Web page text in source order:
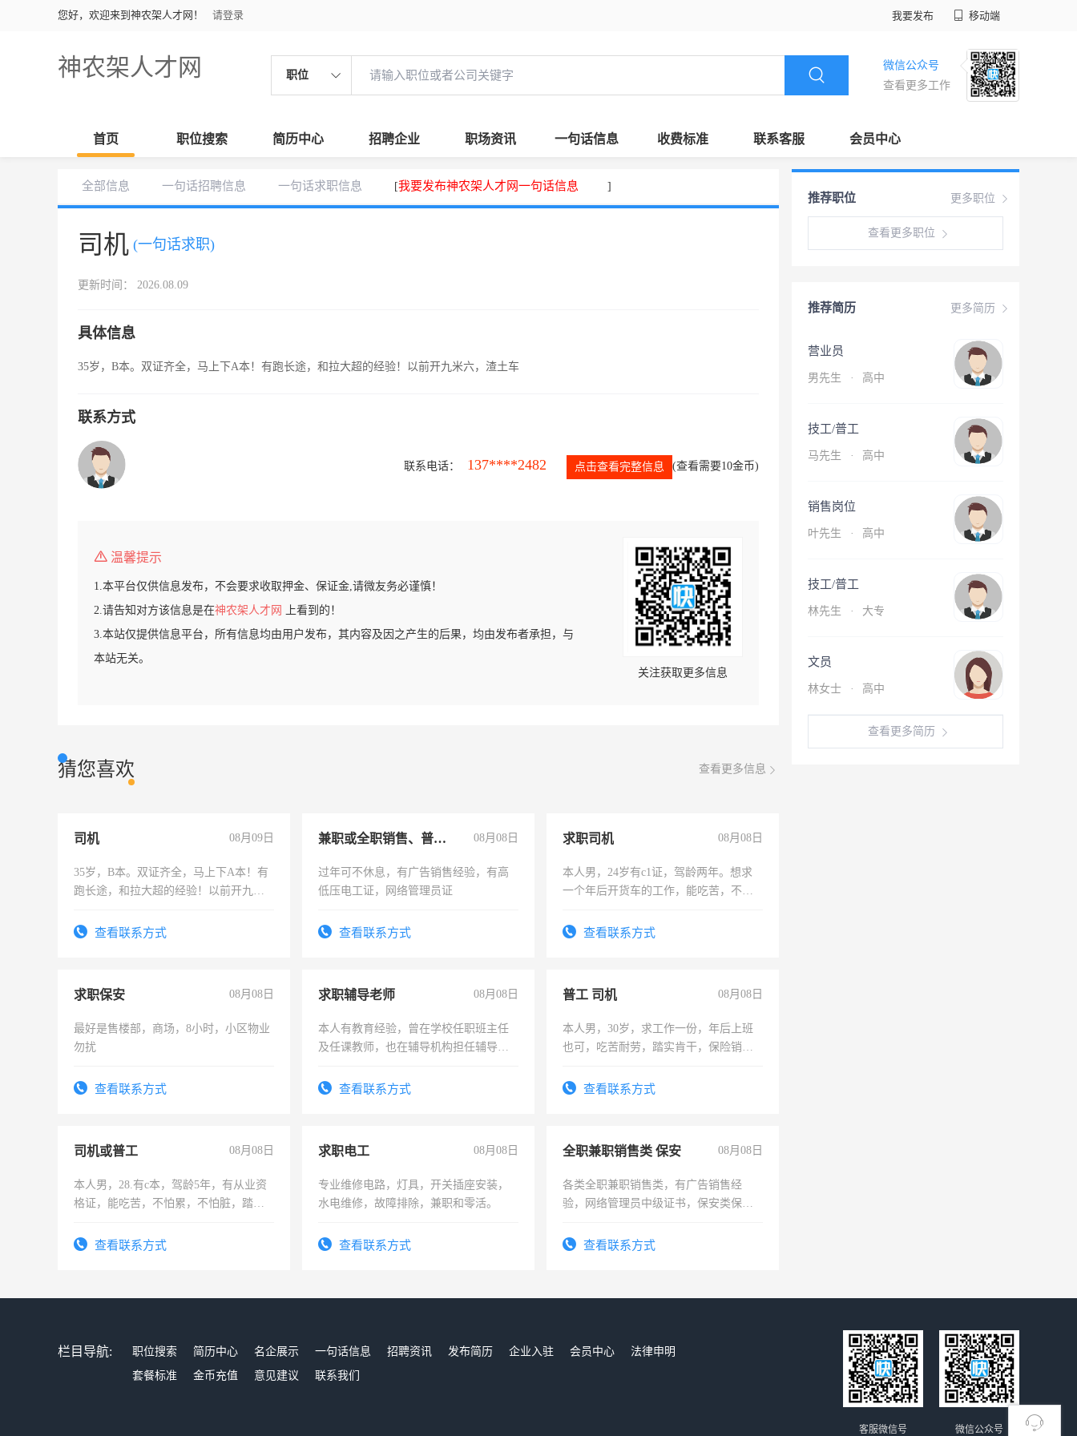
您好，欢迎来到神农架人才网！ 请登录 我要发布 移动端
神农架人才网 职位
微信公众号
查看更多工作
首页 职位搜索 简历中心 招聘企业 职场资讯 一句话信息 收费标准 联系客服 会员中心
全部信息 一句话招聘信息 一句话求职信息 [我要发布神农架人才网一句话信息 ]
司机 (一句话求职)
更新时间： 2026.08.09
具体信息
35岁，B本。双证齐全，马上下A本！有跑长途，和拉大超的经验！以前开九米六，渣土车
联系方式
联系电话： 137****2482 点击查看完整信息 (查看需要10金币)
温馨提示
1.本平台仅供信息发布，不会要求收取押金、保证金,请微友务必谨慎！
2.请告知对方该信息是在神农架人才网
上看到的！
3.本站仅提供信息平台，所有信息均由用户发布，其内容及因之产生的后果，均由发布者承担，与
本站无关。
关注获取更多信息
猜您喜欢 查看更多信息
司机 08月09日
35岁，B本。双证齐全，马上下A本！有
跑长途，和拉大超的经验！以前开九米
查看联系方式
兼职或全职销售、普工、维修 08月08日
过年可不休息，有广告销售经验，有高
低压电工证，网络管理员证
查看联系方式
求职司机 08月08日
本人男，24岁有c1证，驾龄两年。想求
一个年后开货车的工作，能吃苦，不怕
查看联系方式
求职保安 08月08日
最好是售楼部，商场，8小时，小区物业
勿扰
查看联系方式
求职辅导老师 08月08日
本人有教育经验，曾在学校任职班主任
及任课教师，也在辅导机构担任辅导教
查看联系方式
普工 司机 08月08日
本人男，30岁，求工作一份，年后上班
也可，吃苦耐劳，踏实肯干，保险销售
查看联系方式
司机或普工 08月08日
本人男，28.有c本，驾龄5年，有从业资
格证，能吃苦，不怕累，不怕脏，踏
查看联系方式
求职电工 08月08日
专业维修电路，灯具，开关插座安装，
水电维修，故障排除，兼职和零活。
查看联系方式
全职兼职销售类 保安 08月08日
各类全职兼职销售类，有广告销售经
验，网络管理员中级证书，保安类保安
有高低压电工证和十几年工作经验
查看联系方式
更多职位
推荐职位
查看更多职位
更多简历
推荐简历
营业员
男先生 · 高中
技工/普工
马先生 · 高中
销售岗位
叶先生 · 高中
技工/普工
林先生 · 大专
文员
林女士 · 高中
查看更多简历
栏目导航: 职位搜索 简历中心 名企展示 一句话信息 招聘资讯 发布简历 企业入驻 会员中心
法律申明
套餐标准
金币充值 意见建议 联系我们
微信公众号
客服微信号